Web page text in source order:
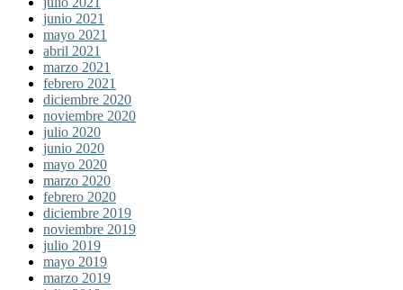
junio 2021
mayo 2021
abril 2021
marzo 2021
febrero 2021
diciembre 2020
noviembre 2020
julio 2020
junio 2020
mayo 2020
marzo 2020
febrero 2020
diciembre 2019
noviembre 2019
julio 2019
mayo 2019
marzo 2019